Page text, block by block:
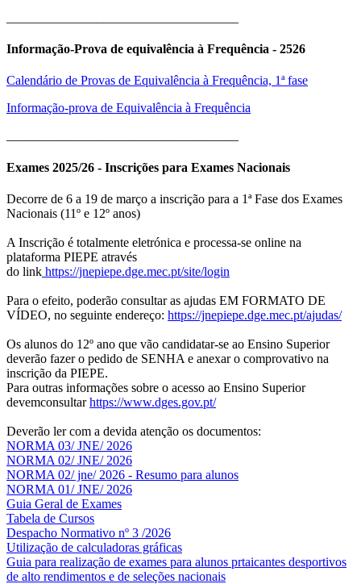
Informação-Prova de equivalência à Frequência - 2526
Calendário de Provas de Equivalência à Frequência, 1ª fase
Informação-prova de Equivalência à Frequência
Exames 2025/26 - Inscrições para Exames Nacionais
Decorre de 6 a 19 de março a inscrição para a 1ª Fase dos Exames
Nacionais (11º e 12º anos)
A Inscrição é totalmente eletrónica e processa-se online na
plataforma PIEPE através
do link https://jnepiepe.dge.mec.pt/site/login
Para o efeito, poderão consultar as ajudas EM FORMATO DE
VÍDEO, no seguinte endereço: https://jnepiepe.dge.mec.pt/ajudas/
Os alunos do 12º ano que vão candidatar-se ao Ensino Superior
deverão fazer o pedido de SENHA e anexar o comprovativo na
inscrição da PIEPE.
Para outras informações sobre o acesso ao Ensino Superior
devemconsultarhttps://www.dges.gov.pt/
Deverão ler com a devida atenção os documentos:
NORMA 03/ JNE/ 2026
NORMA 02/ JNE/ 2026
NORMA 02/ jne/ 2026 - Resumo para alunos
NORMA 01/ JNE/ 2026
Guia Geral de Exames
Tabela de Cursos
Despacho Normativo nº 3 /2026
Utilização de calculadoras gráficas
Guia para realização de exames para alunos prtaicantes desportivos
de alto rendimentos e de seleções nacionais